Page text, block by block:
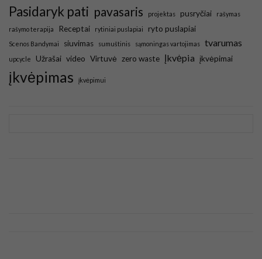
Pasidaryk pati pavasaris projektas pusryčiai
rašymas
rašymo terapija
Receptai rytiniai puslapiai ryto puslapiai
Scenos Bandymai siuvimas sumuštinis sąmoningas vartojimas tvarumas
upcycle Užrašai video Virtuvė zero waste Įkvėpia įkvėpimai
įkvėpimas įkvėpimui